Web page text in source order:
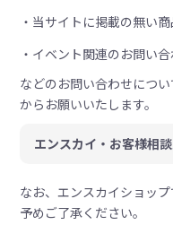
当サイトに掲載の無い商
イベント関連のお問い合
などのお問い合わせにつ
からお願いいたします。
エンスカイ・お客様相
なお、エンスカイショッ
予めご了承ください。